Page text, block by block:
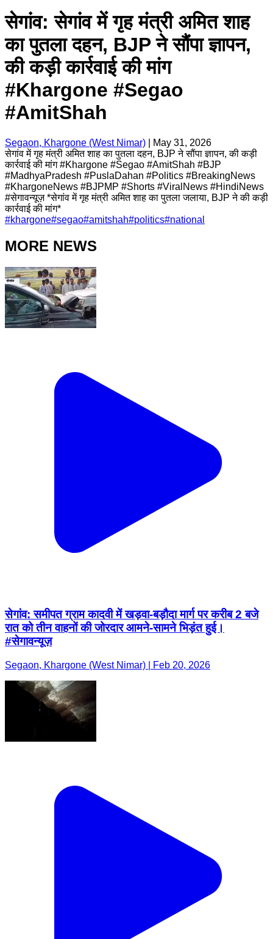
सेगांव: सेगांव में गृह मंत्री अमित शाह
का पुतला दहन, BJP ने सौंपा ज्ञापन,
की कड़ी कार्रवाई की मांग
#Khargone #Segao
#AmitShah
Segaon, Khargone (West Nimar)
May 31, 2026
सेगांव में गृह मंत्री अमित शाह का पुतला दहन, BJP ने सौंपा ज्ञापन, की कड़ी
कार्रवाई की मांग #Khargone #Segao #AmitShah #BJP
#MadhyaPradesh #PuslaDahan #Politics #BreakingNews
#KhargoneNews #BJPMP #Shorts #ViralNews #HindiNews
#सेगावन्यूज़ *सेगांव में गृह मंत्री अमित शाह का पुतला जलाया, BJP ने की कड़ी
कार्रवाई की मांग*
#khargone#segao#amitshah#politics#national
MORE NEWS
सेगांव: समीपत ग्राम कादवी में खड़वा-बड़ौदा मार्ग पर करीब 2 बजे
रात को तीन वाहनों की जोरदार आमने-सामने भिड़ंत हुई।
#सेगावन्यूज़
Segaon, Khargone (West Nimar) | Feb 20, 2026